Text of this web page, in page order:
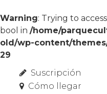
Warning: Trying to
bool in /home/
old/wp-content/
29
Suscripción
Cómo llegar